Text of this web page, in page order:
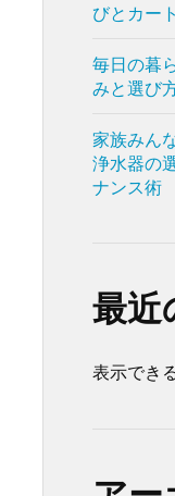
びとカー
毎日の暮
みと選び
家族みん
浄水器の
ナンス術
最近
表示でき